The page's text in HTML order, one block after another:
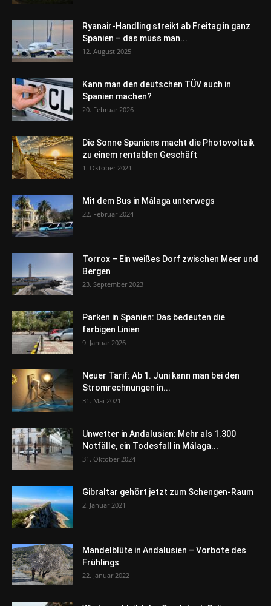
Ryanair-Handling streikt ab Freitag in ganz
Spanien – das muss man...
12. August 2025
Kann man den deutschen TÜV auch in
Spanien machen?
20. Februar 2026
Die Sonne Spaniens macht die Photovoltaik
zu einem rentablen Geschäft
1. Oktober 2021
Mit dem Bus in Málaga unterwegs
22. Februar 2024
Torrox – Ein weißes Dorf zwischen Meer und
Bergen
23. September 2023
Parken in Spanien: Das bedeuten die
farbigen Linien
9. Januar 2026
Neuer Tarif: Ab 1. Juni kann man bei den
Stromrechnungen in...
31. Mai 2021
Unwetter in Andalusien: Mehr als 1.300
Notfälle, ein Todesfall in Málaga...
31. Oktober 2024
Gibraltar gehört jetzt zum Schengen-Raum
2. Januar 2021
Mandelblüte in Andalusien – Vorbote des
Frühlings
22. Januar 2022